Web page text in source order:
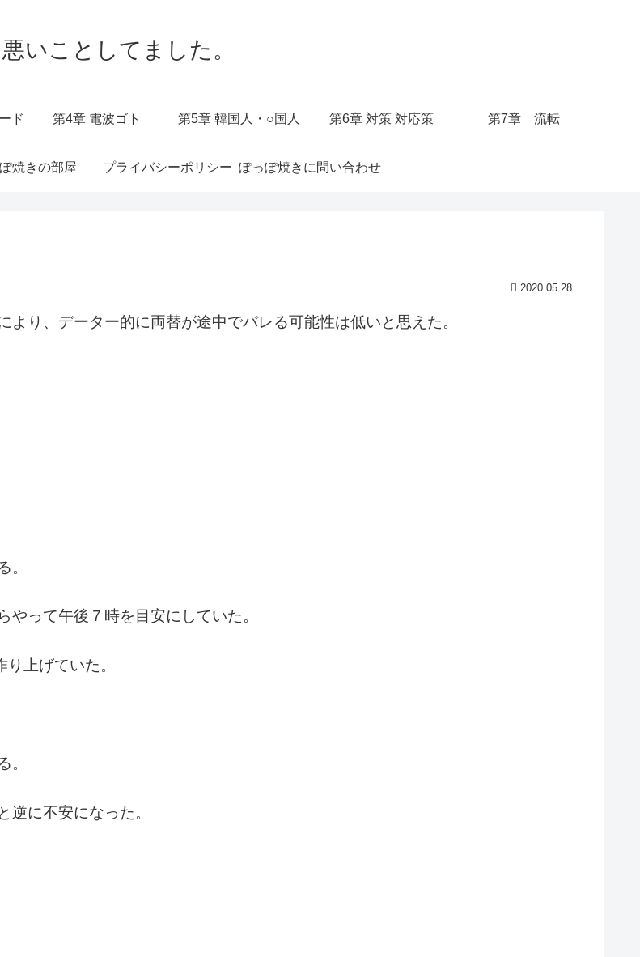
いことしてました。
ド 第4章 電波ゴト 第5章 韓国人・○国人 第6章 対策 対応策 第7章 流転
焼きの部屋 プライバシーポリシー ぽっぽ焼きに問い合わせ
2020.05.28
り、データー的に両替が途中でバレる可能性は低いと思えた。
。
って午後７時を目安にしていた。
上げていた。
。
に不安になった。